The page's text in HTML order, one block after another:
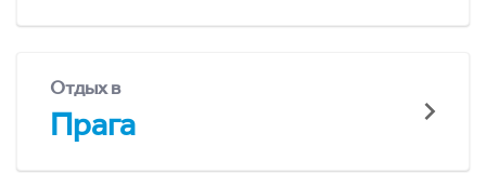
Отдых в
Прага